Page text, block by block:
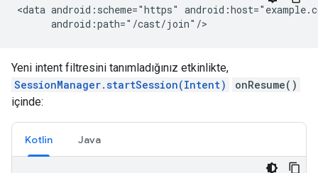
<data android:scheme="https"
Yeni intent filtresini tanımladığınız etkinlikte,
SessionManager.startSession(Intent)
onResume()
içinde:
Kotlin Java